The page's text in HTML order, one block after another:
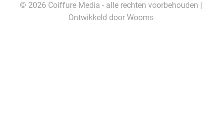
© 2026 Coiffure Media - alle rechten voorbehouden |
Ontwikkeld door Wooms